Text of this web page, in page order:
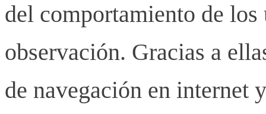
del comportamiento de los
observación. Gracias a
de navegación en internet